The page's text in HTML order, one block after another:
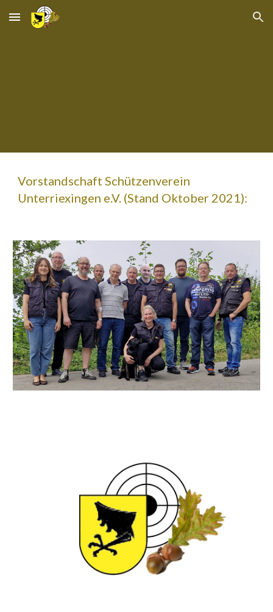
Skip to main content Skip to navigation
Vorstandschaft Schützenverein
Unterriexingen e.V. (Stand Oktober 2021):